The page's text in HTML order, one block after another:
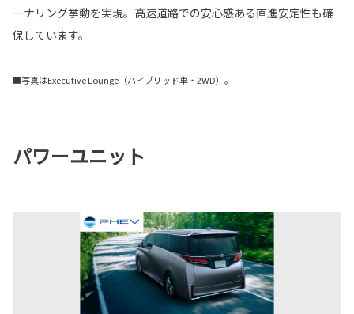
ーナリング挙動を実現。高速道路での安心感ある直進安定性も確
保しています。
■写真はExecutive Lounge（ハイブリッド車・2WD）。
パワーユニット